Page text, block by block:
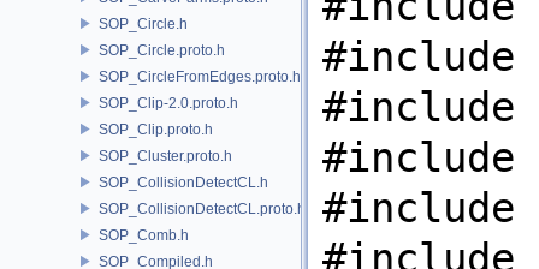
SOP_Circle.h
SOP_Circle.proto.h
SOP_CircleFromEdges.proto.h
SOP_Clip-2.0.proto.h
SOP_Clip.proto.h
SOP_Cluster.proto.h
SOP_CollisionDetectCL.h
SOP_CollisionDetectCL.proto.h
SOP_Comb.h
SOP_Compiled.h
#include
#include
#include
#include
#include